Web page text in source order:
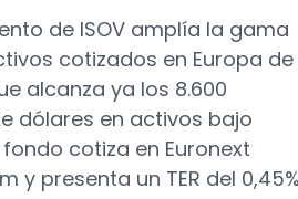
de ISOV amplía la gama
cotizados en Europa de
alcanza ya los 8.600
dólares en activos bajo
fondo cotiza en Euronext
y presenta un TER del